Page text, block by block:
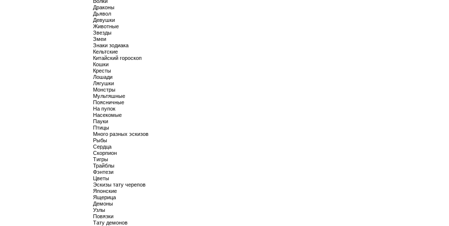
Драконы
Дьявол
Девушки
Животные
Звезды
Змеи
Знаки зодиака
Кельтские
Китайский гороскоп
Кошки
Кресты
Лошади
Лягушки
Монстры
Мультяшные
Поясничные
На пупок
Насекомые
Пауки
Птицы
Много разных эскизов
Рыбы
Сердца
Скорпион
Тигры
Трайблы
Фэнтези
Цветы
Эскизы тату черепов
Японские
Ящерица
Демоны
Узлы
Повязки
Тату демонов